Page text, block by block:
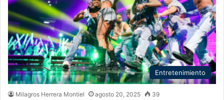
Entretenimiento
Milagros Herrera Montiel agosto 20, 2025 39